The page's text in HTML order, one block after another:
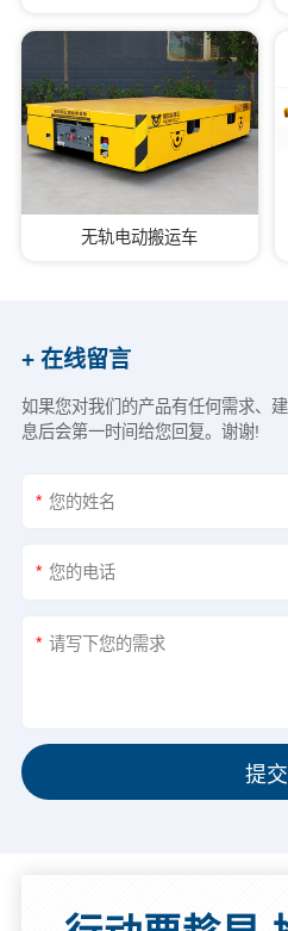
无轨电动搬运车
+ 在线留言
如果您对我们的产品有任何需求、
息后会第一时间给您回复。谢谢!
*
*
*
提交